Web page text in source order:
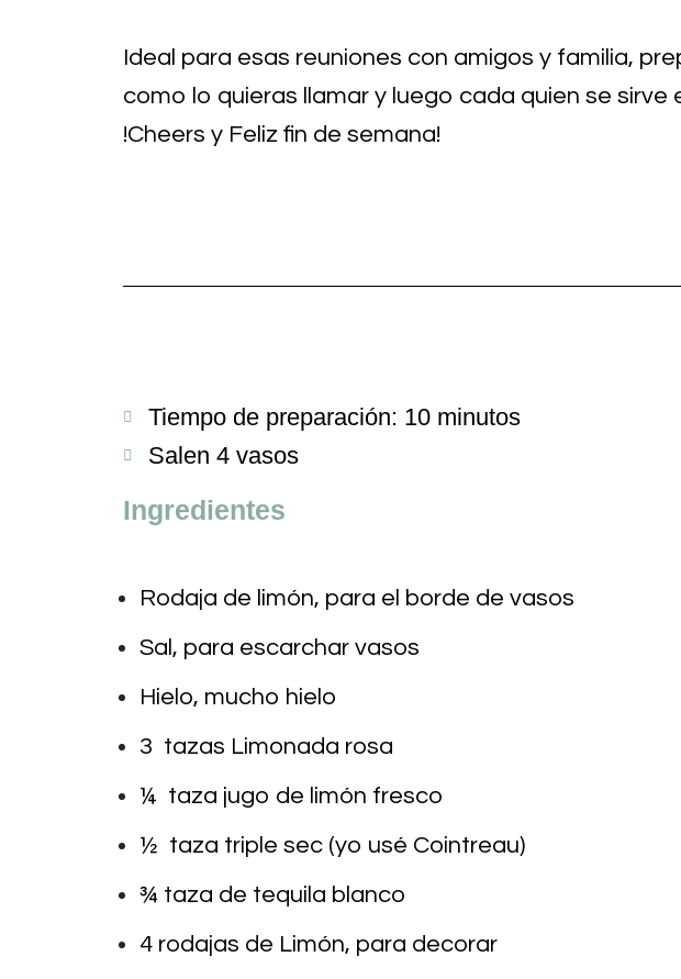
Ideal para esas reuniones con amigos y familia,
como lo quieras llamar y luego cada quien se
!Cheers y Feliz fin de semana!
Tiempo de preparación: 10 minutos
Salen 4 vasos
Ingredientes
Rodaja de limón, para el borde de vasos
Sal, para escarchar vasos
Hielo, mucho hielo
3 tazas Limonada rosa
¼ taza jugo de limón fresco
½ taza triple sec (yo usé Cointreau)
¾ taza de tequila blanco
4 rodajas de Limón, para decorar